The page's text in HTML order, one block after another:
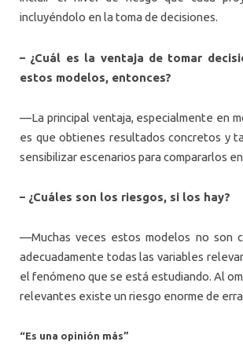
incluyéndolo en la toma de decisiones.
– ¿Cuál es la ventaja de tomar
estos modelos, entonces?
—La principal ventaja, especialmente en
es que obtienes resultados concretos y
sensibilizar escenarios para compararlos
– ¿Cuáles son los riesgos, si los hay?
—Muchas veces estos modelos no son
adecuadamente todas las variables
el fenómeno que se está estudiando. Al
relevantes existe un riesgo enorme de
“Es una opinión más”